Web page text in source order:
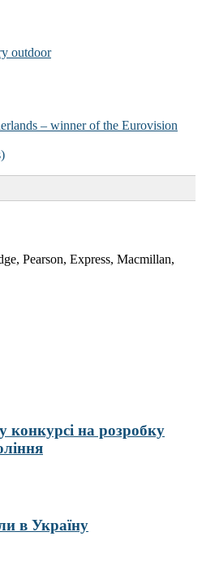
outdoor
– winner of the Eurovision
Pearson, Express, Macmillan,
конкурсі на розробку
в Україну